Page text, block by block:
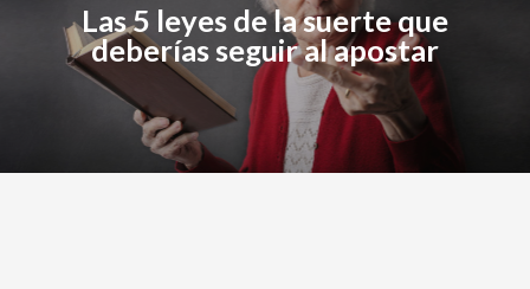
Las 5 leyes de la suerte que
deberías seguir al apostar